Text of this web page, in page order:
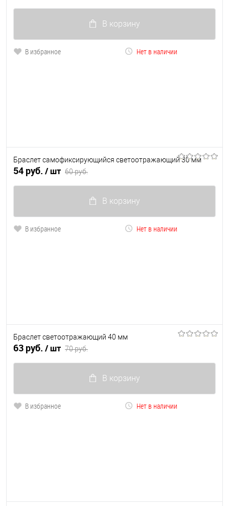
В корзину
В избранное Нет в наличии
Браслет самофиксирующийся светоотражающий 30 мм
54 руб. / шт 60 руб.
В корзину
В избранное Нет в наличии
Браслет светоотражающий 40 мм
63 руб. / шт 70 руб.
В корзину
В избранное Нет в наличии